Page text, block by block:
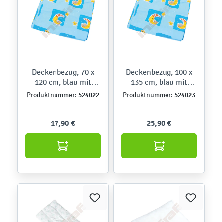
Deckenbezug, 70 x
120 cm, blau mit
Monden
Produktnummer: 524022
17,90 €
Deckenbezug, 100 x
135 cm, blau mit
Monden
Produktnummer: 524023
25,90 €